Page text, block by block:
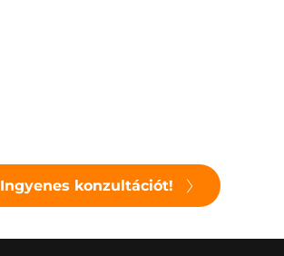
konzultációt!